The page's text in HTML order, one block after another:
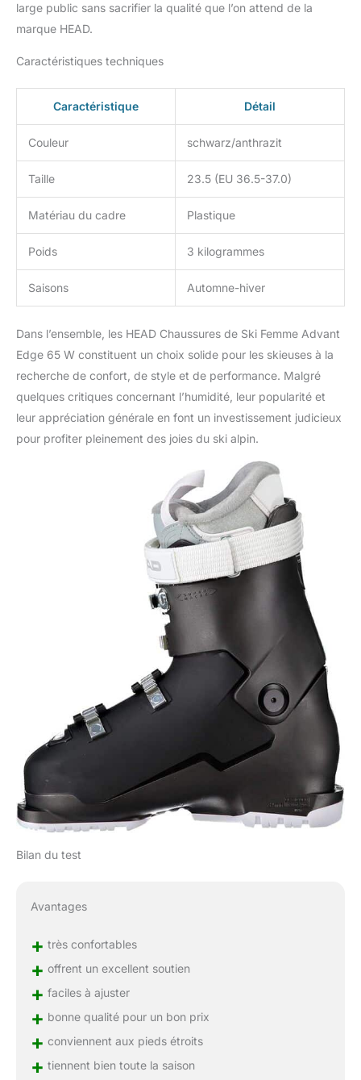
large public sans sacrifier la qualité que l’on attend de la
marque HEAD.
Caractéristiques techniques
Caractéristique Détail
Couleur schwarz/anthrazit
Taille 23.5 (EU 36.5-37.0)
Matériau du cadre Plastique
Poids 3 kilogrammes
Saisons Automne-hiver
Dans l’ensemble, les HEAD Chaussures de Ski Femme Advant
Edge 65 W constituent un choix solide pour les skieuses à la
recherche de confort, de style et de performance. Malgré
quelques critiques concernant l’humidité, leur popularité et
leur appréciation générale en font un investissement judicieux
pour profiter pleinement des joies du ski alpin.
Bilan du test
Avantages
+ très confortables
+ offrent un excellent soutien
+ faciles à ajuster
+ bonne qualité pour un bon prix
+ conviennent aux pieds étroits
+ tiennent bien toute la saison